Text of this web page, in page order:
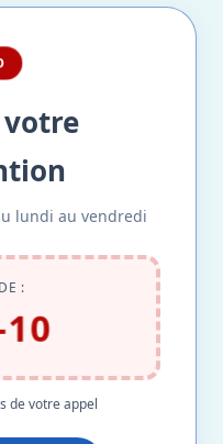
votre
lundi au vendredi
:
de votre appel